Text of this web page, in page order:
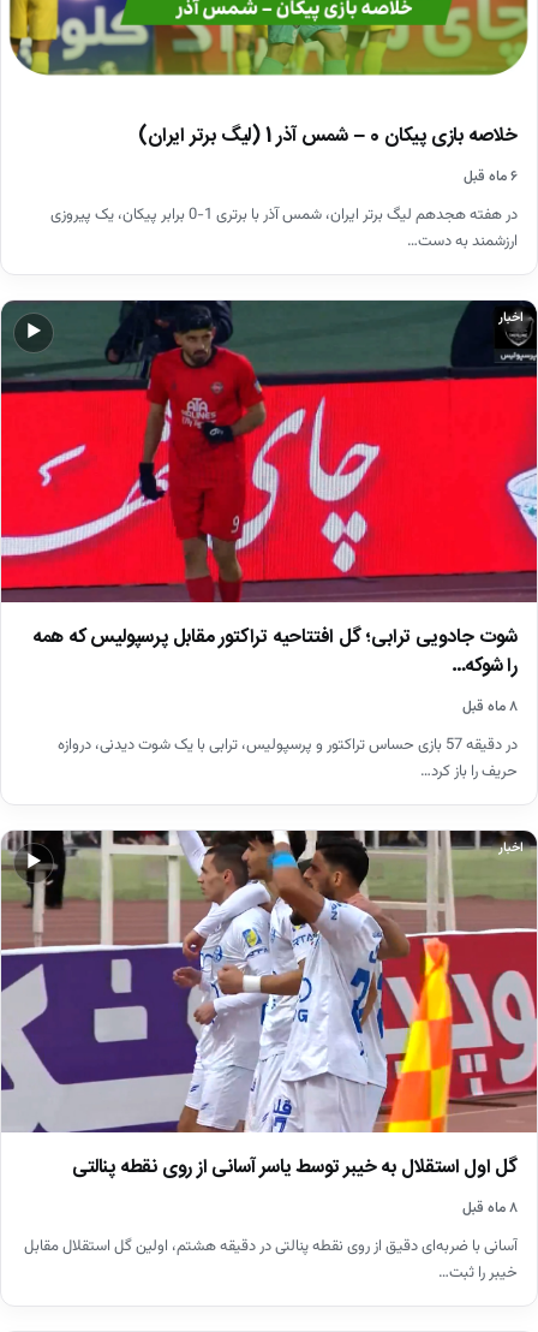
خلاصه بازی پیکان 0 – شمس آذر 1 (لیگ برتر ایران)
۶ ماه قبل
در هفته هجدهم لیگ برتر ایران، شمس آذر با برتری 1-0 برابر پیکان، یک پیروزی
ارزشمند به دست…
▶
اخبار
شوت جادویی ترابی؛ گل افتتاحیه تراکتور مقابل پرسپولیس که همه
را شوکه…
۸ ماه قبل
در دقیقه 57 بازی حساس تراکتور و پرسپولیس، ترابی با یک شوت دیدنی، دروازه
حریف را باز کرد…
▶
اخبار
گل اول استقلال به خیبر توسط یاسر آسانی از روی نقطه پنالتی
۸ ماه قبل
آسانی با ضربه‌ای دقیق از روی نقطه پنالتی در دقیقه هشتم، اولین گل استقلال مقابل
خیبر را ثبت…